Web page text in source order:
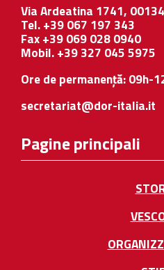
Via Ardeatina 1741,
Tel. +39 067 197 343
Fax +39 069 028 0940
Mobil. +39 327 045 5975
Ore de permanență: 09h-
secretariat@dor-italia.it
Pagine principali